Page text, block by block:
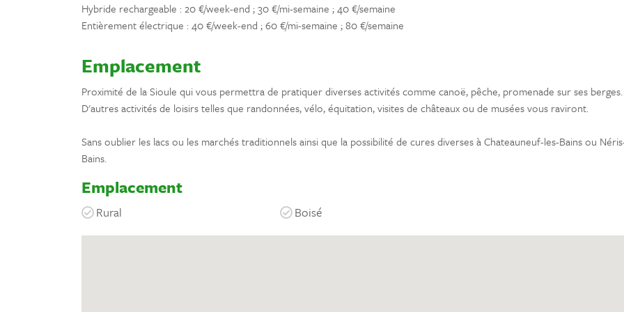
Hybride rechargeable : 20 €/week-end ; 30 €/mi-semaine ; 40 €/semaine
Entièrement électrique : 40 €/week-end ; 60 €/mi-semaine ; 80 €/semaine
Emplacement
Proximité de la Sioule qui vous permettra de pratiquer diverses activités comme canoë, pêche, promenade sur ses berges.
D'autres activités de loisirs telles que randonnées, vélo, équitation, visites de châteaux ou de musées vous raviront.
Sans oublier les lacs ou les marchés traditionnels ainsi que la possibilité de cures diverses à Chateauneuf-les-Bains ou
Bains.
Emplacement
Rural Boisé